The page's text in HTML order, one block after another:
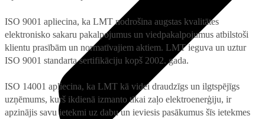
ISO 9001 apliecina, ka LMT nodrošina augstas kvalitātes
elektronisko sakaru pakalpojumus un viedpakalpojumus atbilstoši
klientu prasībām un normatīvajiem aktiem. LMT ieguva un uztur
ISO 9001 standarta sertifikāciju kopš 2002. gada.
ISO 14001 apliecina, ka LMT kā videi draudzīgs un ilgtspējīgs
uzņēmums, kurš ikdienā izmanto tikai zaļo elektroenerģiju, ir
apzinājis savu ietekmi uz dabu un ieviesis pasākumus šīs ietekmes